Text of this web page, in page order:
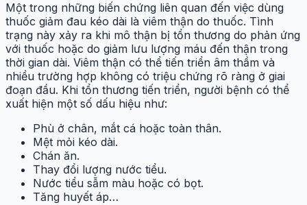
Một trong những biến chứng liên quan đến việc dùng
thuốc giảm đau kéo dài là viêm thận do thuốc. Tình
trạng này xảy ra khi mô thận bị tổn thương do phản ứng
với thuốc hoặc do giảm lưu lượng máu đến thận trong
thời gian dài. Viêm thận có thể tiến triển âm thầm và
nhiều trường hợp không có triệu chứng rõ ràng ở giai
đoạn đầu. Khi tổn thương tiến triển, người bệnh có thể
xuất hiện một số dấu hiệu như:
Phù ở chân, mắt cá hoặc toàn thân.
Mệt mỏi kéo dài.
Chán ăn.
Thay đổi lượng nước tiểu.
Nước tiểu sẫm màu hoặc có bọt.
Tăng huyết áp…